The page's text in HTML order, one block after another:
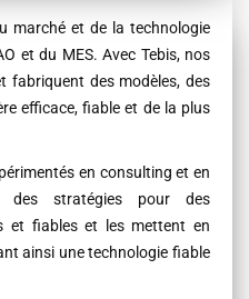
marché et de la technologie
et du MES. Avec Tebis, nos
fabriquent des modèles, des
efficace, fiable et de la plus
en consulting et en
des stratégies pour des
et fiables et les mettent en
ainsi une technologie fiable